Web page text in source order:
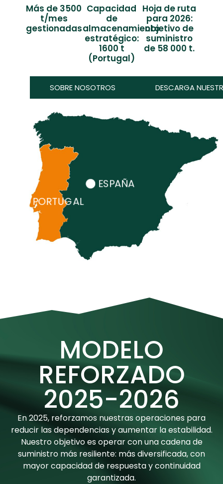
Más de 3500
t/mes
gestionadas
Capacidad
de
almacenamiento
estratégico:
1600 t
(Portugal)
Hoja de ruta
para 2026:
objetivo de
suministro
de 58 000 t.
SOBRE NOSOTROS DESCARGA
ESPAÑA
PORTUGAL
MODELO
REFORZADO
2025-2026
En 2025, reforzamos nuestras operaciones para
reducir las dependencias y aumentar la estabilidad.
Nuestro objetivo es operar con una cadena de
suministro más resiliente: más diversificada, con
mayor capacidad de respuesta y continuidad
garantizada.